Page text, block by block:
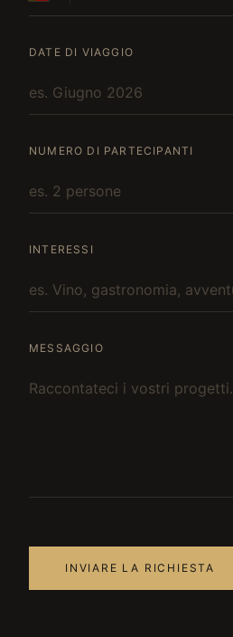
DATE DI VIAGGIO
NUMERO DI PARTECIPANTI
INTERESSI
MESSAGGIO
INVIARE LA RICHIESTA